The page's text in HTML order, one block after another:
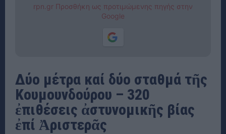
rpn.gr Προσθήκη ως προτιμώμενης πηγής στην
Google
Δύο μέτρα καί δύο σταθμά τῆς
Κουμουνδούρου – 320
ἐπιθέσεις ἀστυνομικῆς βίας
ἐπί Ἀριστερᾶς